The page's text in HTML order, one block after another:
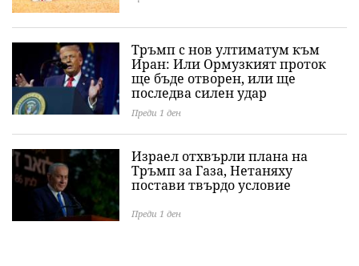
Тръмп с нов ултиматум към
Иран: Или Ормузкият проток
ще бъде отворен, или ще
последва силен удар
Преди 1 ден
Израел отхвърли плана на
Тръмп за Газа, Нетаняху
постави твърдо условие
Преди 1 ден